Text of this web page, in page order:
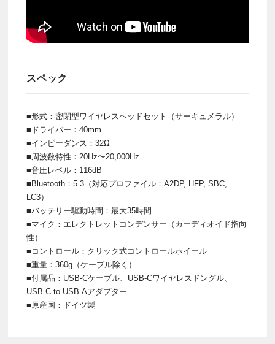
スペック
■形式：密閉型ワイヤレスヘッドセット（サーキュメラル）
■ドライバー：40mm
■インピーダンス：32Ω
■周波数特性：20Hz〜20,000Hz
■音圧レベル：116dB
■Bluetooth：5.3（対応プロファイル：A2DP, HFP, SBC,
LC3）
■バッテリー駆動時間：最大35時間
■マイク：エレクトレットコンデンサー（カーディオイド指向
性）
■コントロール：クリック式コントロールホイール
■重量：360g（ケーブル除く）
■付属品：USB-Cケーブル、USB-Cワイヤレスドングル、
USB-C to USB-Aアダプター
■原産国：ドイツ製